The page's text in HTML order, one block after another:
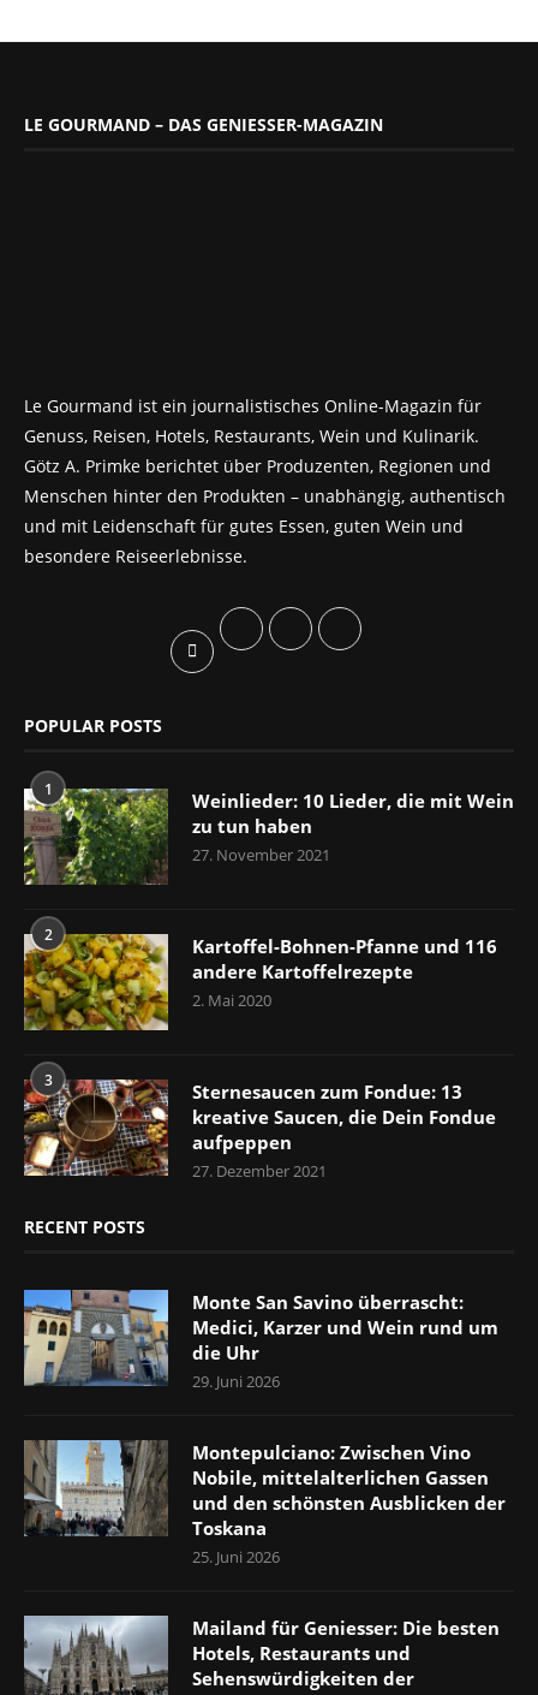
LE GOURMAND – DAS GENIESSER-MAGAZIN
Le Gourmand ist ein journalistisches Online-Magazin für
Genuss, Reisen, Hotels, Restaurants, Wein und Kulinarik.
Götz A. Primke berichtet über Produzenten, Regionen und
Menschen hinter den Produkten – unabhängig, authentisch
und mit Leidenschaft für gutes Essen, guten Wein und
besondere Reiseerlebnisse.
POPULAR POSTS
1
Weinlieder: 10 Lieder, die mit Wein
zu tun haben
27. November 2021
2
Kartoffel-Bohnen-Pfanne und 116
andere Kartoffelrezepte
2. Mai 2020
3
Sternesaucen zum Fondue: 13
kreative Saucen, die Dein Fondue
aufpeppen
27. Dezember 2021
RECENT POSTS
Monte San Savino überrascht:
Medici, Karzer und Wein rund um
die Uhr
29. Juni 2026
Montepulciano: Zwischen Vino
Nobile, mittelalterlichen Gassen
und den schönsten Ausblicken der
Toskana
25. Juni 2026
Mailand für Geniesser: Die besten
Hotels, Restaurants und
Sehenswürdigkeiten der